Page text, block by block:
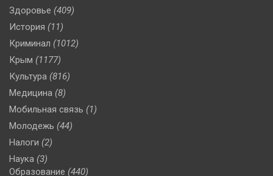
Здоровье (409)
История (11)
Криминал (1012)
Крым (1177)
Культура (816)
Медицина (8)
Мобильная связь (1)
Молодежь (44)
Налоги (2)
Наука (3)
Образование (440)